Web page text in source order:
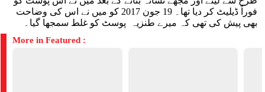
فوراً ڈیلیٹ کر دیا تھا۔ 19 جون 2017 کو میں نے اس کی وضاحت
بھی پیش کی تھی کہ میرے طنزیہ پوسٹ کو غلط سمجھا گیا۔
More in Featured :